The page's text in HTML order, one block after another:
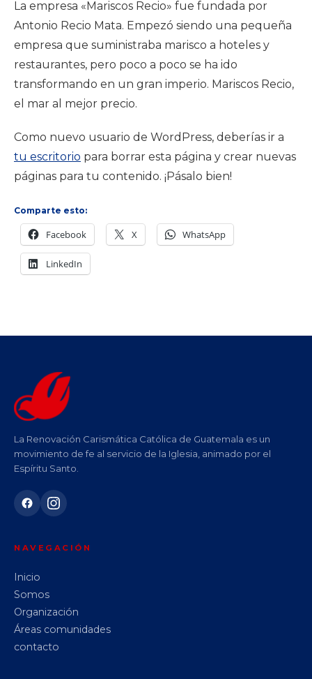
La empresa «Mariscos Recio» fue fundada por
Antonio Recio Mata. Empezó siendo una pequeña
empresa que suministraba marisco a hoteles y
restaurantes, pero poco a poco se ha ido
transformando en un gran imperio. Mariscos Recio,
el mar al mejor precio.
Como nuevo usuario de WordPress, deberías ir a
tu escritorio para borrar esta página y crear nuevas
páginas para tu contenido. ¡Pásalo bien!
Comparte esto:
Facebook X WhatsApp
LinkedIn
La Renovación Carismática Católica de Guatemala es un
movimiento de fe al servicio de la Iglesia, animado por el
Espíritu Santo.
NAVEGACIÓN
Inicio
Somos
Organización
Áreas comunidades
contacto